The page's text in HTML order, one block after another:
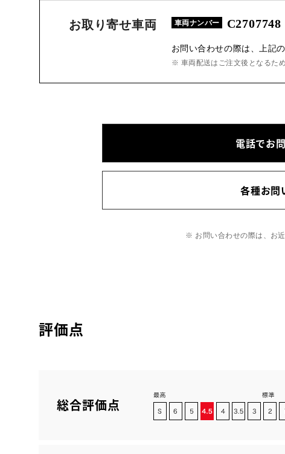
お取り寄せ車両 車両ナンバー C2707748
お問い合わせの際は、上記
※ 車両配送はご注文後となるた
電話でお
各種お問
※ お問い合わせの際は、お
評価点
総合評価点